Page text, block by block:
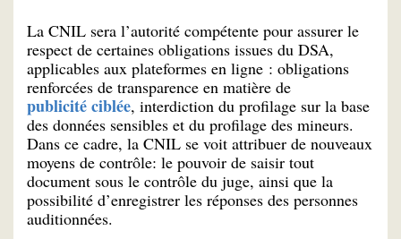
La CNIL sera l’autorité compétente pour assurer le
respect de certaines obligations issues du DSA,
applicables aux plateformes en ligne : obligations
renforcées de transparence en matière de
publicité ciblée, interdiction du profilage sur la base
des données sensibles et du profilage des mineurs.
Dans ce cadre, la CNIL se voit attribuer de nouveaux
moyens de contrôle: le pouvoir de saisir tout
document sous le contrôle du juge, ainsi que la
possibilité d’enregistrer les réponses des personnes
auditionnées.